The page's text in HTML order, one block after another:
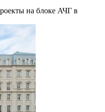
на блоке АЧГ в